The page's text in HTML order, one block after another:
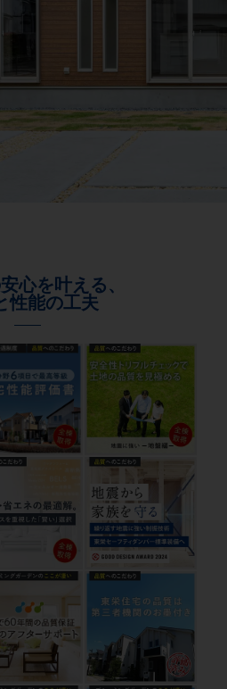
心を叶える、
性能の工夫